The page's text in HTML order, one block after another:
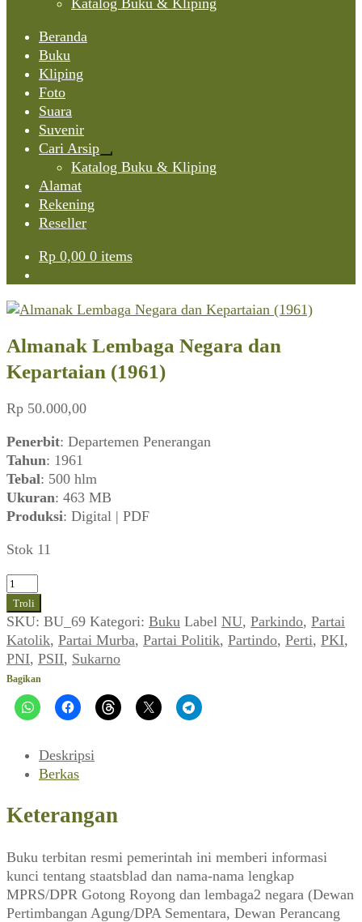
Katalog Buku & Kliping
Beranda
Buku
Kliping
Foto
Suara
Suvenir
Cari Arsip
Expand
child
Katalog Buku & Kliping
Alamat
Rekening
Reseller
Rp 0,00 0 items
Almanak Lembaga Negara dan
Kepartaian (1961)
Rp 50.000,00
Penerbit: Departemen Penerangan
Tahun: 1961
Tebal: 500 hlm
Ukuran: 463 MB
Produksi: Digital | PDF
Stok 11
Kuantitas
Almanak
Lembaga
Negara
dan
Kepartaian
(1961)
Troli
SKU: BU_69 Kategori: Buku Label NU, Parkindo, Partai
Katolik, Partai Murba, Partai Politik, Partindo, Perti, PKI,
PNI, PSII, Sukarno
Bagikan
Deskripsi
Berkas
Keterangan
Buku terbitan resmi pemerintah ini memberi informasi
kunci tentang staatsblad dan nama-nama lengkap
MPRS/DPR Gotong Royong dan lembaga2 negara (Dewan
Pertimbangan Agung/DPA Sementara, Dewan Perancang